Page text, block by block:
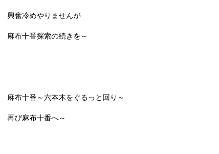
興奮冷めやりませんが
麻布十番探索の続きを～
麻布十番～六本木をぐるっと回り～
再び麻布十番へ～